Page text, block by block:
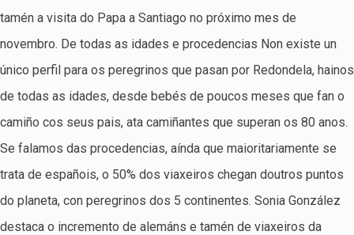
tamén a visita do Papa a Santiago no próximo mes de
novembro. De todas as idades e procedencias Non existe un
único perfil para os peregrinos que pasan por Redondela, hainos
de todas as idades, desde bebés de poucos meses que fan o
camiño cos seus pais, ata camiñantes que superan os 80 anos.
Se falamos das procedencias, aínda que maioritariamente se
trata de españois, o 50% dos viaxeiros chegan doutros puntos
do planeta, con peregrinos dos 5 continentes. Sonia González
destaca o incremento de alemáns e tamén de viaxeiros da